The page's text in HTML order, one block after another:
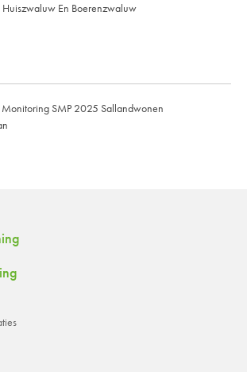
En Boerenzwaluw
Monitoring SMP 2025 Sallandwonen